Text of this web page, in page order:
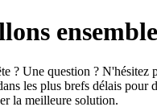
ensemble
? Une question ? N'hésitez
les plus brefs délais pour
la meilleure solution.